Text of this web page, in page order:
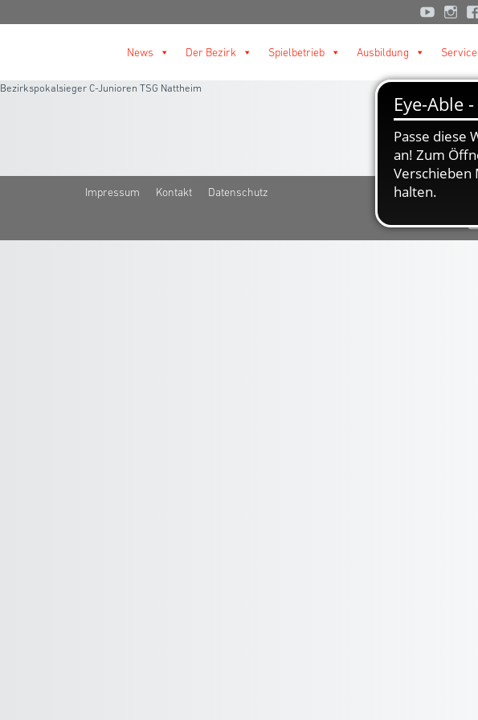
News Der Bezirk Spielbetrieb Ausbildung Service
Bezirkspokalsieger C-Junioren TSG Nattheim
Impressum Kontakt Datenschutz